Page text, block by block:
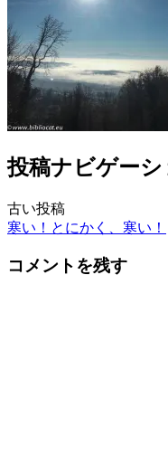
投稿ナビゲーシ
古い投稿
寒い！とにかく、寒い！
コメントを残す